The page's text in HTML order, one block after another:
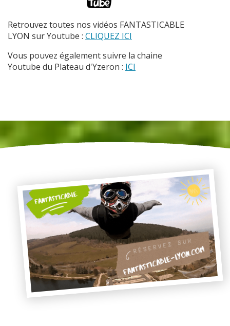
Retrouvez toutes nos vidéos FANTASTICABLE
LYON sur Youtube : CLIQUEZ ICI
Vous pouvez également suivre la chaine
Youtube du Plateau d'Yzeron : ICI